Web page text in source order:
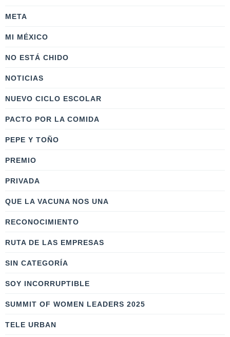
META
MI MÉXICO
NO ESTÁ CHIDO
NOTICIAS
NUEVO CICLO ESCOLAR
PACTO POR LA COMIDA
PEPE Y TOÑO
PREMIO
PRIVADA
QUE LA VACUNA NOS UNA
RECONOCIMIENTO
RUTA DE LAS EMPRESAS
SIN CATEGORÍA
SOY INCORRUPTIBLE
SUMMIT OF WOMEN LEADERS 2025
TELE URBAN